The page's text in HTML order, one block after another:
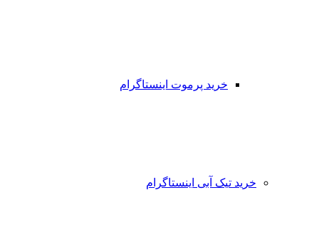
خرید پرموت اینستاگرام
خرید تیک آبی اینستاگرام